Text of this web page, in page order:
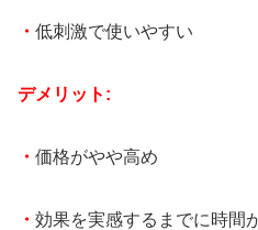
・ 低刺激で使いやすい
デメリット:
・ 価格がやや高め
・ 効果を実感するまでに時間